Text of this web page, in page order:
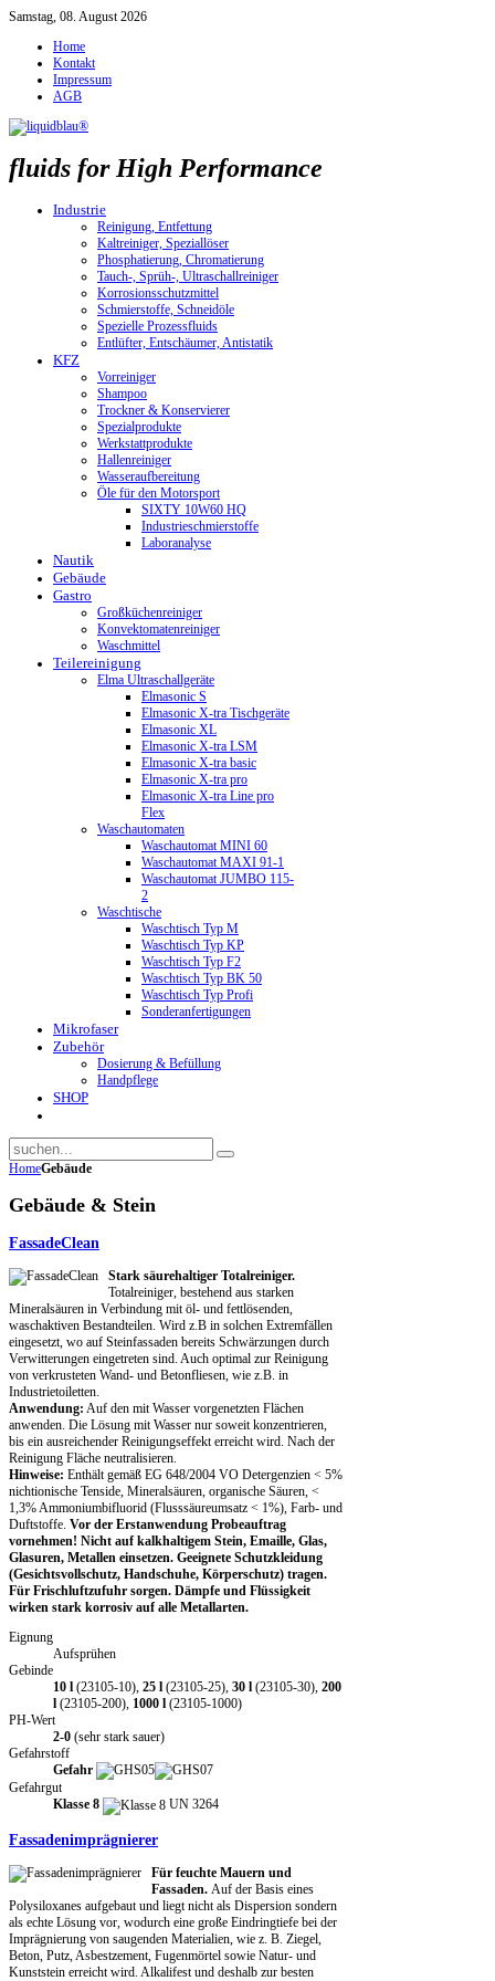
Samstag, 08. August 2026
Home
Kontakt
Impressum
AGB
fluids for High Performance
Industrie
Reinigung, Entfettung
Kaltreiniger, Speziallöser
Phosphatierung, Chromatierung
Tauch-, Sprüh-, Ultraschallreiniger
Korrosionsschutzmittel
Schmierstoffe, Schneidöle
Spezielle Prozessfluids
Entlüfter, Entschäumer, Antistatik
KFZ
Vorreiniger
Shampoo
Trockner & Konservierer
Spezialprodukte
Werkstattprodukte
Hallenreiniger
Wasseraufbereitung
Öle für den Motorsport
SIXTY 10W60 HQ
Industrieschmierstoffe
Laboranalyse
Nautik
Gebäude
Gastro
Großküchenreiniger
Konvektomatenreiniger
Waschmittel
Teilereinigung
Elma Ultraschallgeräte
Elmasonic S
Elmasonic X-tra Tischgeräte
Elmasonic XL
Elmasonic X-tra LSM
Elmasonic X-tra basic
Elmasonic X-tra pro
Elmasonic X-tra Line pro
Flex
Waschautomaten
Waschautomat MINI 60
Waschautomat MAXI 91-1
Waschautomat JUMBO 115-
2
Waschtische
Waschtisch Typ M
Waschtisch Typ KP
Waschtisch Typ F2
Waschtisch Typ BK 50
Waschtisch Typ Profi
Sonderanfertigungen
Mikrofaser
Zubehör
Dosierung & Befüllung
Handpflege
SHOP
HomeGebäude
Gebäude & Stein
FassadeClean
Stark säurehaltiger Totalreiniger.
Totalreiniger, bestehend aus starken
Mineralsäuren in Verbindung mit öl- und fettlösenden,
waschaktiven Bestandteilen. Wird z.B in solchen Extremfällen
eingesetzt, wo auf Steinfassaden bereits Schwärzungen durch
Verwitterungen eingetreten sind. Auch optimal zur Reinigung
von verkrusteten Wand- und Betonfliesen, wie z.B. in
Industrietoiletten.
Anwendung: Auf den mit Wasser vorgenetzten Flächen
anwenden. Die Lösung mit Wasser nur soweit konzentrieren,
bis ein ausreichender Reinigungseffekt erreicht wird. Nach der
Reinigung Fläche neutralisieren.
Hinweise: Enthält gemäß EG 648/2004 VO Detergenzien < 5%
nichtionische Tenside, Mineralsäuren, organische Säuren, <
1,3% Ammoniumbifluorid (Flusssäureumsatz < 1%), Farb- und
Duftstoffe. Vor der Erstanwendung Probeauftrag
vornehmen! Nicht auf kalkhaltigem Stein, Emaille, Glas,
Glasuren, Metallen einsetzen. Geeignete Schutzkleidung
(Gesichtsvollschutz, Handschuhe, Körperschutz) tragen.
Für Frischluftzufuhr sorgen. Dämpfe und Flüssigkeit
wirken stark korrosiv auf alle Metallarten.
Eignung
Aufsprühen
Gebinde
10 l (23105-10), 25 l (23105-25), 30 l (23105-30), 200
l (23105-200), 1000 l (23105-1000)
PH-Wert
2-0 (sehr stark sauer)
Gefahrstoff
Gefahr
Gefahrgut
Klasse 8
UN 3264
Fassadenimprägnierer
Für feuchte Mauern und
Fassaden. Auf der Basis eines
Polysiloxanes aufgebaut und liegt nicht als Dispersion sondern
als echte Lösung vor, wodurch eine große Eindringtiefe bei der
Imprägnierung von saugenden Materialien, wie z. B. Ziegel,
Beton, Putz, Asbestzement, Fugenmörtel sowie Natur- und
Kunststein erreicht wird. Alkalifest und deshalb zur besten